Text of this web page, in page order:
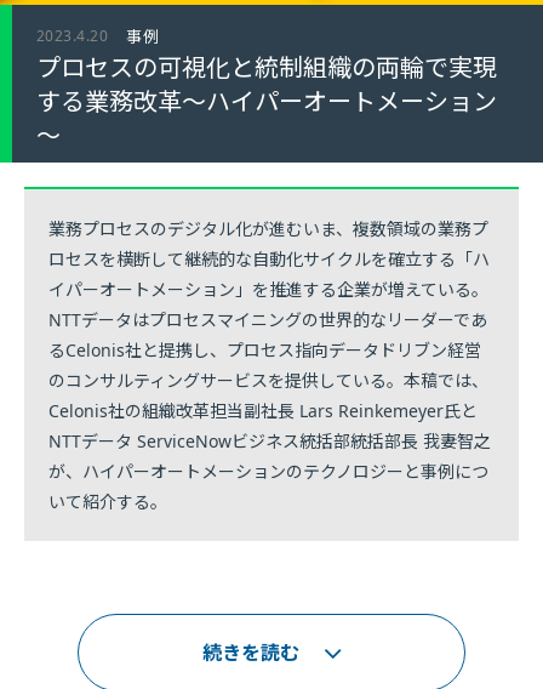
2023.4.20 事例
プロセスの可視化と統制組織の両輪で実現
する業務改革～ハイパーオートメーション
～
業務プロセスのデジタル化が進むいま、複数領域の業務プ
ロセスを横断して継続的な自動化サイクルを確立する「ハ
イパーオートメーション」を推進する企業が増えている。
NTTデータはプロセスマイニングの世界的なリーダーであ
るCelonis社と提携し、プロセス指向データドリブン経営
のコンサルティングサービスを提供している。本稿では、
Celonis社の組織改革担当副社長 Lars Reinkemeyer氏と
NTTデータ ServiceNowビジネス統括部統括部長 我妻智之
が、ハイパーオートメーションのテクノロジーと事例につ
いて紹介する。
続きを読む